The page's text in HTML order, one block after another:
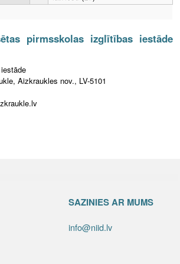
pirmsskolas izglītības iestāde
Aizkraukles nov., LV-5101
SAZINIES AR MUMS
info@niid.lv